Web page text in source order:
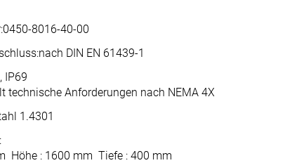
0450-8016-40-00
nach DIN EN 61439-1
IP69
technische Anforderungen nach NEMA 4X
1.4301
Höhe : 1600 mm Tiefe : 400 mm